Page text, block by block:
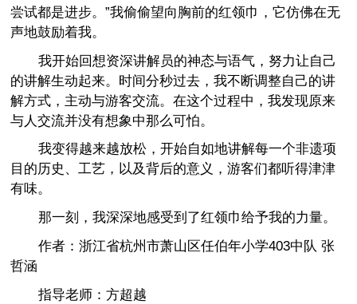
尝试都是进步。”我偷偷望向胸前的红领巾，它仿佛在无
声地鼓励着我。
我开始回想资深讲解员的神态与语气，努力让自己
的讲解生动起来。时间分秒过去，我不断调整自己的讲
解方式，主动与游客交流。在这个过程中，我发现原来
与人交流并没有想象中那么可怕。
我变得越来越放松，开始自如地讲解每一个非遗项
目的历史、工艺，以及背后的意义，游客们都听得津津
有味。
那一刻，我深深地感受到了红领巾给予我的力量。
作者：浙江省杭州市萧山区任伯年小学403中队 张
哲涵
指导老师：方超越